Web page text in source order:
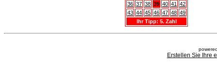
36 37 38 39 40 41
42
43 44 45 46 47 48 49
Ihr Tipp: 5. Zahl
Erstellen Sie Ihre